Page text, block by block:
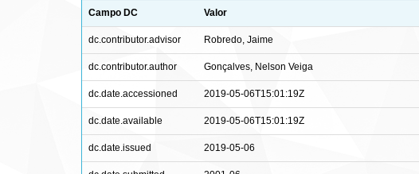
Campo DC Valor
dc.contributor.advisor Robredo, Jaime
dc.contributor.author Gonçalves, Nelson Veiga
dc.date.accessioned 2019-05-06T15:01:19Z
dc.date.available 2019-05-06T15:01:19Z
dc.date.issued 2019-05-06